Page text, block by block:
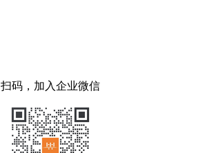
扫码，加入企业微信